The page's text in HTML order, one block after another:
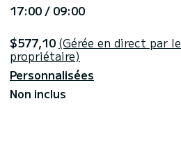
17:00 / 09:00
$577,10 (Gérée en direct par le
propriétaire)
Personnalisées
Non inclus